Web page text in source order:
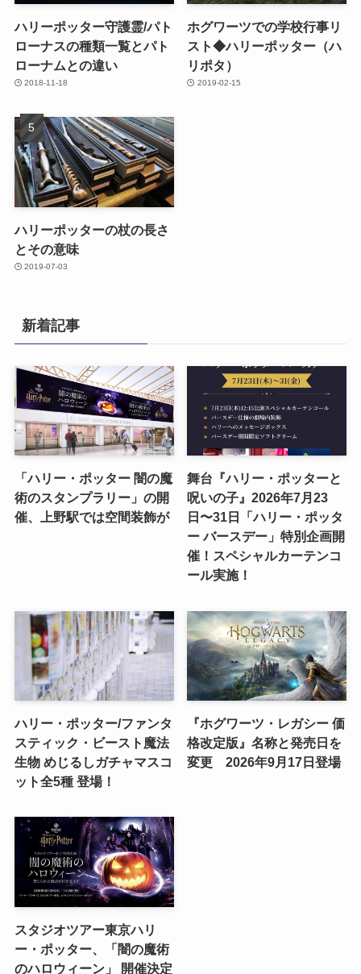
ハリーポッター守護霊/パト
ローナスの種類一覧とパト
ローナムとの違い
2018-11-18
ホグワーツでの学校行事リ
スト◆ハリーポッター（ハ
リポタ）
2019-02-15
ハリーポッターの杖の長さ
とその意味
2019-07-03
新着記事
「ハリー・ポッター 闇の魔
術のスタンプラリー」の開
催、上野駅では空間装飾が
舞台『ハリー・ポッターと
呪いの子』2026年7月23
日〜31日「ハリー・ポッタ
ー バースデー」特別企画開
催！スペシャルカーテンコ
ール実施！
ハリー・ポッター/ファンタ
スティック・ビースト魔法
生物 めじるしガチャマスコ
ット全5種 登場！
『ホグワーツ・レガシー 価
格改定版』名称と発売日を
変更 2026年9月17日登場
スタジオツアー東京ハリ
ー・ポッター、「闇の魔術
のハロウィーン」 開催決定